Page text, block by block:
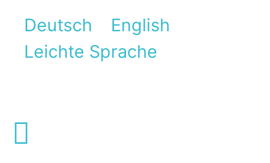
Deutsch
English
Leichte Sprache